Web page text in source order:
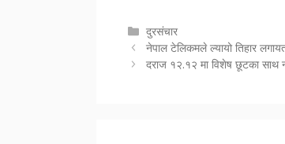
Categories
दुरसंचार
नेपाल टेलिकमले ल्यायो तिहार
दराज १२.१२ मा विशेष छूटका